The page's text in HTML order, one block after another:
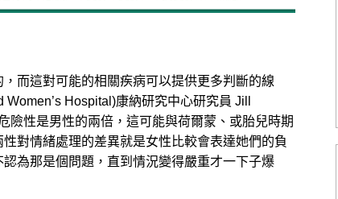
而這對可能的相關疾病可以提供更多判斷的線
Hospital)康納研究中心研究員 Jill
險性是男性的兩倍，這可能與荷爾蒙、或胎兒時期
對情緒處理的差異就是女性比較會表達她們的負
為那是個問題，直到情況變得嚴重才一下子爆